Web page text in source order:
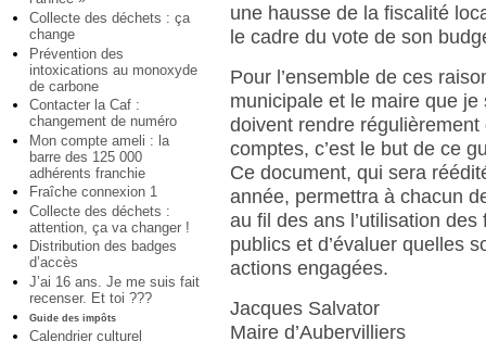
Collecte des déchets : ça
change
Prévention des
intoxications au monoxyde
de carbone
Contacter la Caf :
changement de numéro
Mon compte ameli : la
barre des 125 000
adhérents franchie
Fraîche connexion 1
Collecte des déchets :
attention, ça va changer !
Distribution des badges
d’accès
J’ai 16 ans. Je me suis fait
recenser. Et toi ???
Guide des impôts
Calendrier culturel
une hausse de la fiscalité
le cadre du vote de son
Pour l’ensemble de ces
municipale et le maire que je
doivent rendre régulièrement
comptes, c’est le but de ce
Ce document, qui sera
année, permettra à chacun
au fil des ans l’utilisation des
publics et d’évaluer quelles
actions engagées.
Jacques Salvator
Maire d’Aubervilliers